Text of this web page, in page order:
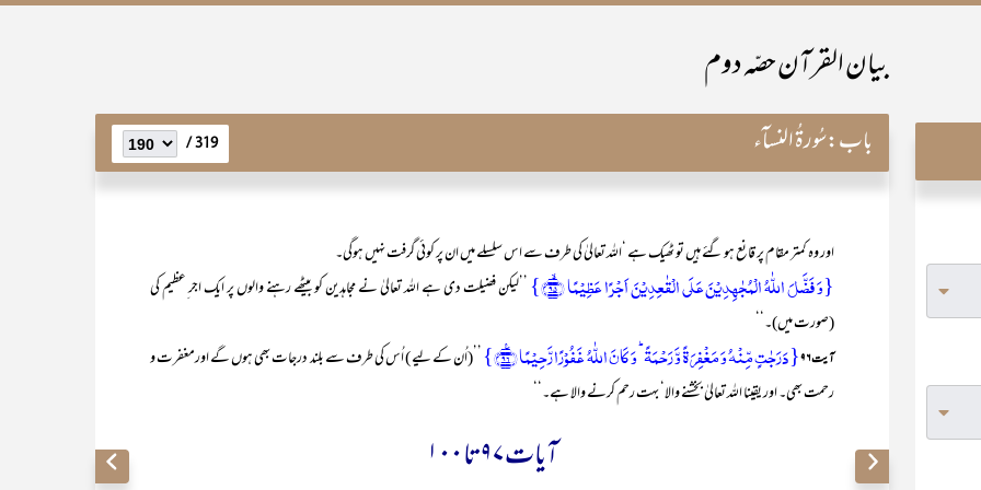
بیان القرآن حصّہ دوم
باب:سُورۃُ النسآء 319 /
اور وہ کمتر مقام پر قانع ہو گئے ہیں تو ٹھیک ہے ‘اللہ تعالیٰ کی طرف سے اس سلسلے میں ان پر کوئی گرفت نہیں ہوگی۔
{وَ فَضَّلَ اللّٰہُ الۡمُجٰہِدِیۡنَ عَلَی الۡقٰعِدِیۡنَ اَجۡرًا عَظِیۡمًا ﴿ۙ۹۵﴾}
’’لیکن فضیلت دی ہے اللہ تعالیٰ نے مجاہدین کو بیٹھے رہنے والوں پر ایک اجر ِعظیم کی
(صورت میں)۔‘‘
آیت۹۶ {دَرَجٰتٍ مِّنۡہُ وَ مَغۡفِرَۃً وَّ رَحۡمَۃً ؕ وَ کَانَ اللّٰہُ غَفُوۡرًا رَّحِیۡمًا ﴿٪۹۶﴾}
’’(اُن کے لیے ) اُس کی طرف سے بلند درجات بھی ہوں گے اورمغفرت و
رحمت بھی۔ اور یقینا اللہ تعالیٰ بخشنے والا‘ بہت رحم کرنے والا ہے۔‘‘
آیات۹۷ تا۱۰۰